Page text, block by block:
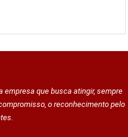
empresa que busca atingir, sempre
o reconhecimento pelo